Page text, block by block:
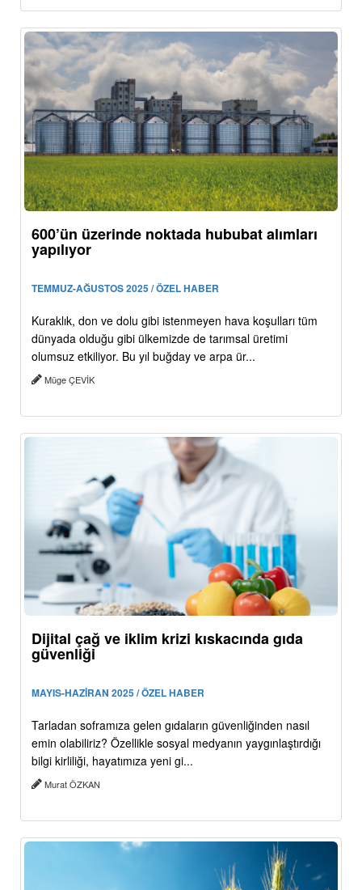
600’ün üzerinde noktada hububat alımları
yapılıyor
TEMMUZ-AĞUSTOS 2025 / ÖZEL HABER
Kuraklık, don ve dolu gibi istenmeyen hava koşulları tüm
dünyada olduğu gibi ülkemizde de tarımsal üretimi
olumsuz etkiliyor. Bu yıl buğday ve arpa ür...
Müge ÇEVİK
Dijital çağ ve iklim krizi kıskacında gıda
güvenliği
MAYIS-HAZİRAN 2025 / ÖZEL HABER
Tarladan soframıza gelen gıdaların güvenliğinden nasıl
emin olabiliriz? Özellikle sosyal medyanın yaygınlaştırdığı
bilgi kirliliği, hayatımıza yeni gi...
Murat ÖZKAN